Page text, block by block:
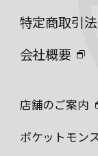
特定商取引
会社概要
店舗のご案内
ポケットモン